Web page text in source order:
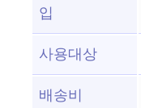
입
사용대상
배송비